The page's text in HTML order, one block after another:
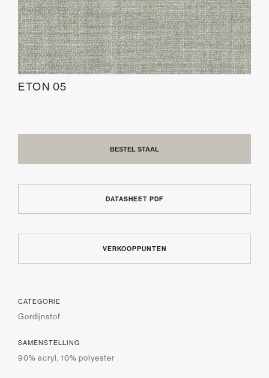
ETON 05
BESTEL STAAL
DATASHEET PDF
VERKOOPPUNTEN
CATEGORIE
Gordijnstof
SAMENSTELLING
90% acryl, 10% polyester